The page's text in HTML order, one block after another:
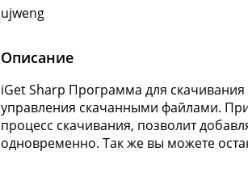
ujweng
Описание
iGet Sharp Программа для
управления скачанными файлами.
процесс скачивания, позволит
одновременно. Так же вы можете